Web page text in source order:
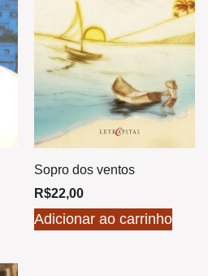
Sopro dos ventos
R$22,00
Adicionar ao carrinho